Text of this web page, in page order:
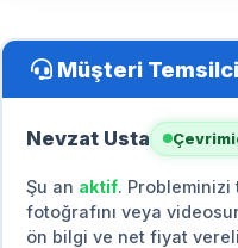
Müşteri
Nevzat Usta
Şu an aktif. Probleminizi
fotoğrafını veya
ön bilgi ve net fiyat